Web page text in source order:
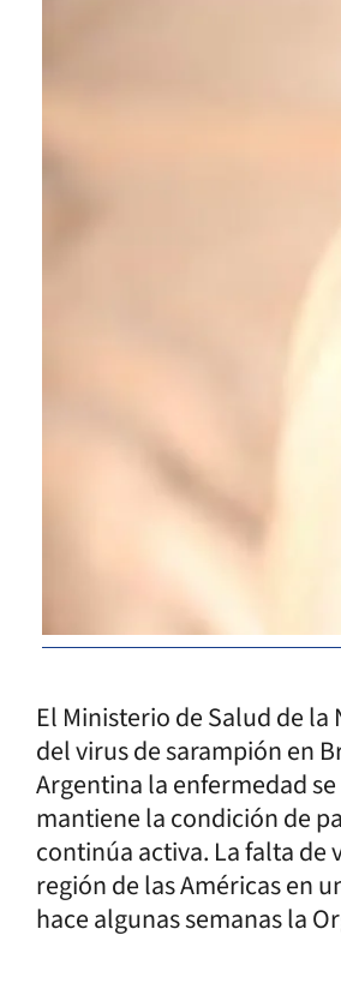
El Ministerio de Salud de
del virus de sarampión en
Argentina la enfermedad
mantiene la condición de
continúa activa. La falta de
región de las Américas en
hace algunas semanas la